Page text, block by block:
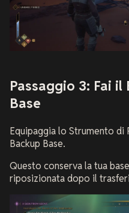
Passaggio 3: Fai
Base
Equipaggia lo Strumento di
Backup Base.
Questo conserva la tua
riposizionata dopo il